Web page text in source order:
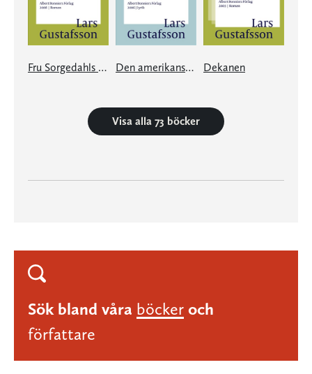
Fru Sorgedahls vackra vita armar Den amerikanska flickans söndagar Dekanen
Visa alla 73 böcker
Sök bland våra böcker och
författare